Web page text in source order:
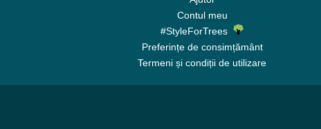
Contul meu
#StyleForTrees
Preferințe de consimțământ
Termeni și condiții de utilizare